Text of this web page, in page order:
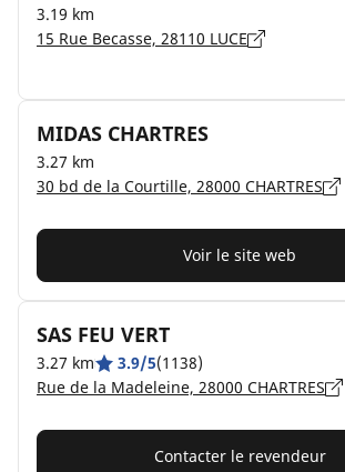
3.19 km
15 Rue Becasse, 28110 LUCE
MIDAS CHARTRES
3.27 km
30 bd de la Courtille, 28000 CHARTRES
Voir le site web
SAS FEU VERT
3.27 km 3.9/5(1138)
Rue de la Madeleine, 28000 CHARTRES
Contacter le revendeur